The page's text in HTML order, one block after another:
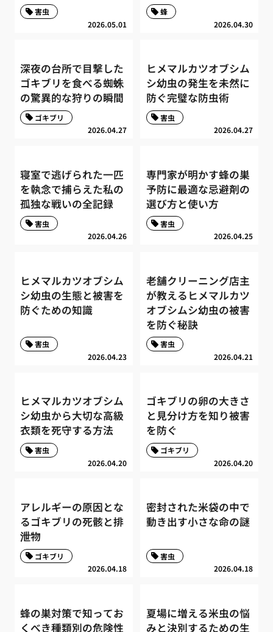
2026.05.01
害虫
2026.04.30
蜂
深夜の台所で目撃した
ゴキブリを食べる蜘蛛
の驚異的な狩りの瞬間
2026.04.27
ゴキブリ
ヒメマルカツオブシム
シ幼虫の発生を未然に
防ぐ完璧な防虫術
2026.04.27
害虫
寝室で逃げられた一匹
を執念で捕らえた私の
孤独な戦いの全記録
2026.04.26
害虫
専門家が明かす蜂の巣
予防に最適な忌避剤の
選び方と使い方
2026.04.25
害虫
ヒメマルカツオブシム
シ幼虫の生態と被害を
防ぐための知識
2026.04.23
害虫
老舗クリーニング店主
が教えるヒメマルカツ
オブシムシ幼虫の被害
を防ぐ秘訣
2026.04.21
害虫
ヒメマルカツオブシム
シ幼虫から大切な高級
衣類を死守する方法
2026.04.20
害虫
ゴキブリの卵の大きさ
と見分け方を知り被害
を防ぐ
2026.04.20
ゴキブリ
アレルギーの原因とな
るゴキブリの死骸と排
泄物
2026.04.18
ゴキブリ
密封された米袋の中で
動き出す小さな命の謎
2026.04.18
害虫
蜂の巣対策で知ってお
くべき種類別の危険性
夏場に増える米虫の悩
みと決別するための生